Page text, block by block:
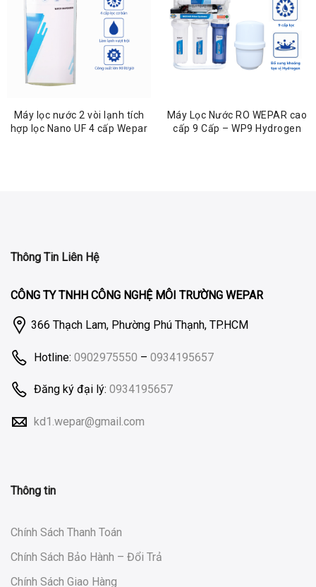
Máy lọc nước 2 vòi lạnh tích
hợp lọc Nano UF 4 cấp Wepar
Máy Lọc Nước RO WEPAR cao
cấp 9 Cấp – WP9 Hydrogen
Thông Tin Liên Hệ
CÔNG TY TNHH CÔNG NGHỆ MÔI TRƯỜNG WEPAR
366 Thạch Lam, Phường Phú Thạnh, TP.HCM
Hotline: 0902975550 – 0934195657
Đăng ký đại lý: 0934195657
kd1.wepar@gmail.com
Thông tin
Chính Sách Thanh Toán
Chính Sách Bảo Hành – Đổi Trả
Chính Sách Giao Hàng